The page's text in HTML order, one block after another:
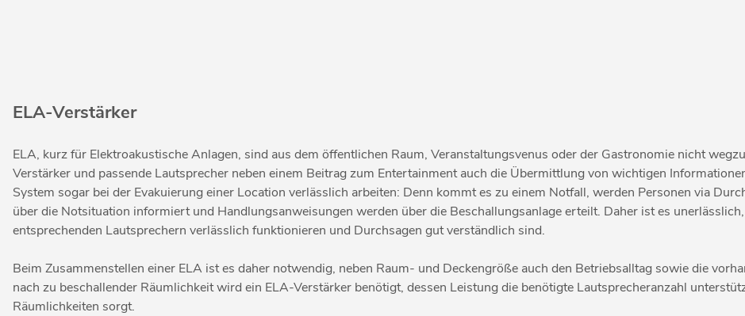
ELA-Verstärker
ELA, kurz für Elektroakustische Anlagen, sind aus dem öffentlichen Raum, Veranstaltungsvenus oder der Gastronomie nicht
Verstärker und passende Lautsprecher neben einem Beitrag zum Entertainment auch die Übermittlung von wichtigen
System sogar bei der Evakuierung einer Location verlässlich arbeiten: Denn kommt es zu einem Notfall, werden Personen via
über die Notsituation informiert und Handlungsanweisungen werden über die Beschallungsanlage erteilt. Daher ist es
entsprechenden Lautsprechern verlässlich funktionieren und Durchsagen gut verständlich sind.
Beim Zusammenstellen einer ELA ist es daher notwendig, neben Raum- und Deckengröße auch den Betriebsalltag sowie die
nach zu beschallender Räumlichkeit wird ein ELA-Verstärker benötigt, dessen Leistung die benötigte Lautsprecheranzahl
Räumlichkeiten sorgt.